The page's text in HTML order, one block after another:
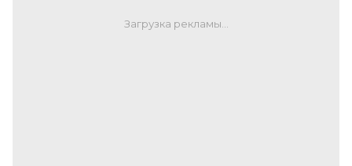
Загрузка рекламы...